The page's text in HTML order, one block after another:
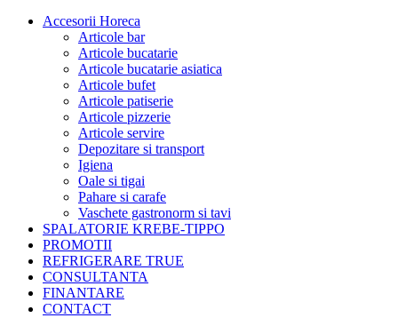
Accesorii Horeca
Articole bar
Articole bucatarie
Articole bucatarie asiatica
Articole bufet
Articole patiserie
Articole pizzerie
Articole servire
Depozitare si transport
Igiena
Oale si tigai
Pahare si carafe
Vaschete gastronorm si tavi
SPALATORIE KREBE-TIPPO
PROMOTII
REFRIGERARE TRUE
CONSULTANTA
FINANTARE
CONTACT